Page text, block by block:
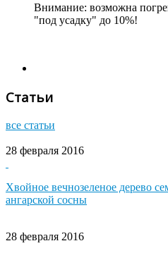
Внимание: возможна
"под усадку" до 10%!
Статьи
все статьи
28 февраля 2016
Хвойное вечнозеленое дерево
ангарской сосны
28 февраля 2016